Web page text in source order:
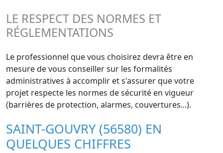
LE RESPECT DES NORMES ET
RÉGLEMENTATIONS
Le professionnel que vous choisirez devra être en
mesure de vous conseiller sur les formalités
administratives à accomplir et s'assurer que votre
projet respecte les normes de sécurité en vigueur
(barrières de protection, alarmes, couvertures...).
SAINT-GOUVRY (56580) EN
QUELQUES CHIFFRES